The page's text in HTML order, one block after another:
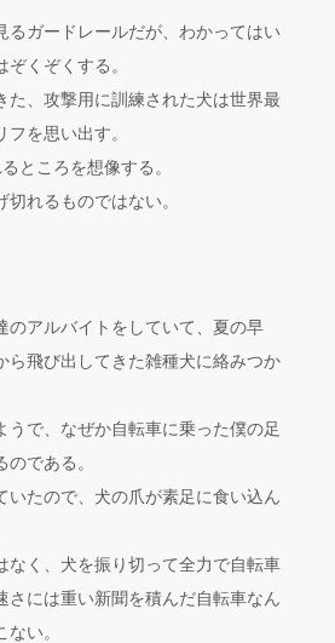
寄付について
るガードレールだが、わかってはい
くぞくする。
た、攻撃用に訓練された犬は世界最
を思い出す。
ところを想像する。
れるものではない。
のアルバイトをしていて、夏の早
ら飛び出してきた雑種犬に絡みつか
うで、なぜか自転車に乗った僕の足
である。
いたので、犬の爪が素足に食い込ん
なく、犬を振り切って全力で自転車
さには重い新聞を積んだ自転車なん
い。